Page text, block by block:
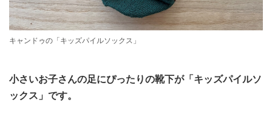
キャンドゥの「キッズパイルソックス」
小さいお子さんの足にぴったりの靴下が「キッズパイルソ
ックス」です。